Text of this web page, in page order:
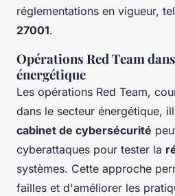
réglementations en vigueur,
27001.
Opérations Red Team
énergétique
Les opérations Red Team,
dans le secteur énergétique,
cabinet de cybersécurité
cyberattaques pour tester la
systèmes. Cette approche
failles et d'améliorer les